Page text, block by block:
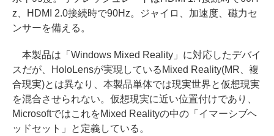
z、HDMI 2.0接続時で90Hz。ジャイロ、加速度、磁力セ
ンサーを備える。
本製品は「Windows Mixed Reality」に対応したデバイ
スだが、HoloLensが実現しているMixed Reality(MR、複
合現実)とは異なり、本製品単体では現実世界と仮想現実
を混合させられない。仮想現実に近い位置付けであり、
MicrosoftではこれをMixed Realityの中の「イマーシブヘ
ッドセット」と定義している。